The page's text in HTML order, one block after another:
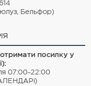
Бельфор)
посилку у
07:00-22:00